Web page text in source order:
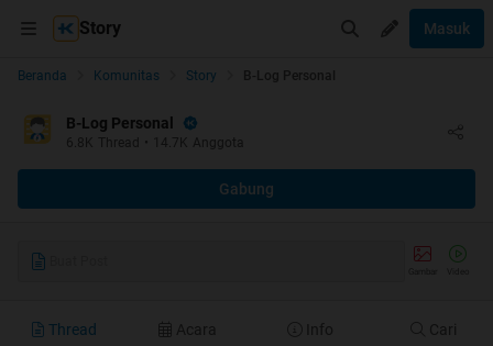
Story Masuk
Beranda Komunitas Story B-Log Personal
B-Log Personal
6.8K Thread • 14.7K Anggota
Gabung
Thread Acara Info Cari